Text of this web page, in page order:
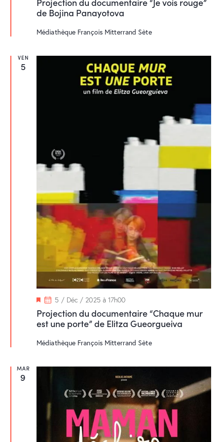
de Bojina Panayotova
s
e
a
v
Médiathèque François Mitterrand Sète
VEN
5
Projection du documentaire “Chaque mur
est une porte” de Elitza Gueorgueiva
M
s
e
a
v
5 / Déc / 2025 à 17h00
Médiathèque François Mitterrand Sète
MAR
9